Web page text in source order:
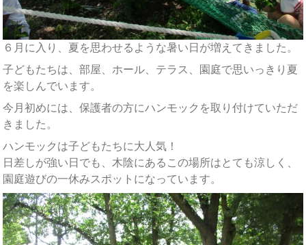
６月に入り、夏を思わせるような暑い日が増えてきました。
子どもたちは、部屋、ホール、テラス、園庭で思いっきり夏
を楽しんでいます。
今月初めには、保護者の方にハンモックを取り付けていただ
きました。
ハンモックは子どもたちに大人気！
日差しが強い日でも、木陰にあるこの場所はとても涼しく、
園庭遊びの一休みスポットになっています。